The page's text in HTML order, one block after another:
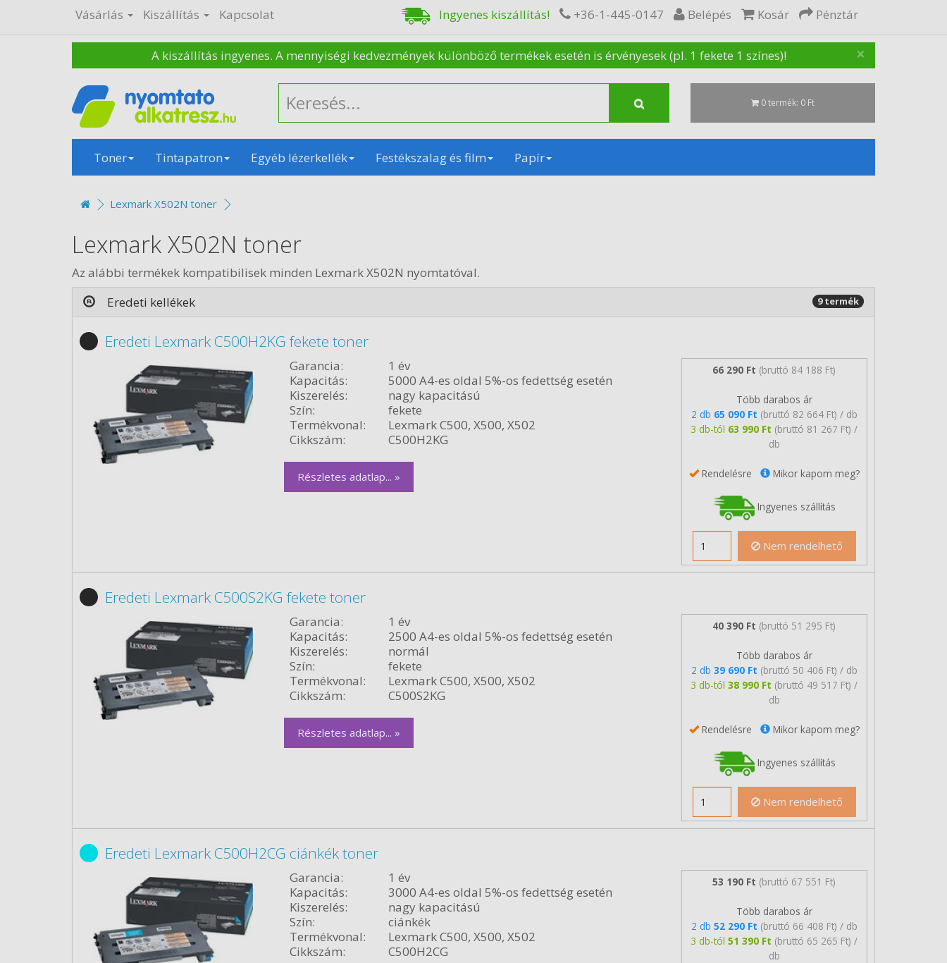
Vásárlás Kiszállítás Kapcsolat Ingyenes kiszállítás! +36-1-445-0147 Belépés Kosár Pénztár
×
A kiszállítás ingyenes. A mennyiségi kedvezmények különböző termékek esetén is érvényesek (pl. 1 fekete 1 színes)!
0 termék: 0 Ft
Toner Tintapatron Egyéb lézerkellék Festékszalag és film Papír
Lexmark X502N toner
Lexmark X502N toner
Az alábbi termékek kompatibilisek minden Lexmark X502N nyomtatóval.
Eredeti kellékek
9 termék
Eredeti Lexmark C500H2KG fekete toner
Garancia:
1 év
Kapacitás:
5000 A4-es oldal 5%-os fedettség esetén
Kiszerelés:
nagy kapacitású
Szín:
fekete
Termékvonal:
Lexmark C500, X500, X502
Cikkszám:
C500H2KG
Részletes adatlap... »
66 290 Ft (bruttó 84 188 Ft)
Több darabos ár
2 db 65 090 Ft (bruttó 82 664 Ft) / db
3 db-tól 63 990 Ft (bruttó 81 267 Ft) /
db
Rendelésre Mikor kapom meg?
Ingyenes szállítás
Nem rendelhető
Eredeti Lexmark C500S2KG fekete toner
Garancia:
1 év
Kapacitás:
2500 A4-es oldal 5%-os fedettség esetén
Kiszerelés:
normál
Szín:
fekete
Termékvonal:
Lexmark C500, X500, X502
Cikkszám:
C500S2KG
Részletes adatlap... »
40 390 Ft (bruttó 51 295 Ft)
Több darabos ár
2 db 39 690 Ft (bruttó 50 406 Ft) / db
3 db-tól38 990 Ft (bruttó 49 517 Ft) /
db
Rendelésre Mikor kapom meg?
Ingyenes szállítás
Nem rendelhető
Eredeti Lexmark C500H2CG ciánkék toner
Garancia:
1 év
Kapacitás:
3000 A4-es oldal 5%-os fedettség esetén
Kiszerelés:
nagy kapacitású
Szín:
ciánkék
Termékvonal:
Lexmark C500, X500, X502
Cikkszám:
C500H2CG
53 190 Ft (bruttó 67 551 Ft)
Több darabos ár
2 db 52 290 Ft (bruttó 66 408 Ft) / db
3 db-tól51 390 Ft (bruttó 65 265 Ft) /
db